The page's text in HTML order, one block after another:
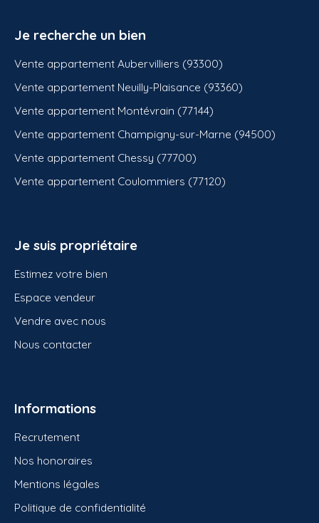
Je recherche un bien
Vente appartement Aubervilliers (93300)
Vente appartement Neuilly-Plaisance (93360)
Vente appartement Montévrain (77144)
Vente appartement Champigny-sur-Marne (94500)
Vente appartement Chessy (77700)
Vente appartement Coulommiers (77120)
Je suis propriétaire
Estimez votre bien
Espace vendeur
Vendre avec nous
Nous contacter
Informations
Recrutement
Nos honoraires
Mentions légales
Politique de confidentialité